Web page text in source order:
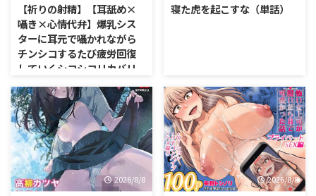
【祈りの射精】【耳舐め×
囁き×心情代弁】爆乳シス
ターに耳元で囁かれながら
チンシコするたび疲労回復
していくシコシコリカバリ
寝た虎を起こすな（単話）
2026/8/8 2026/8/8